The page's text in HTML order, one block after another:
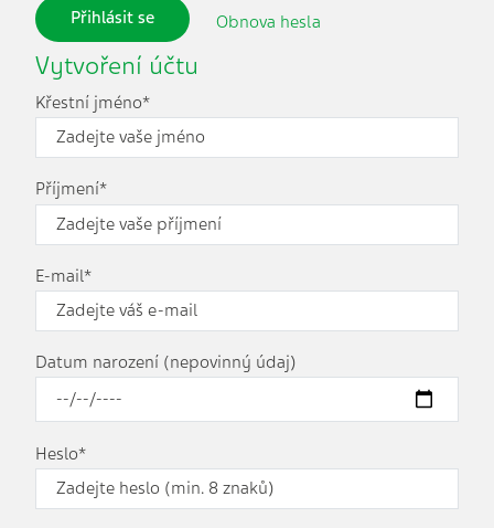
Přihlásit se Obnova hesla
Vytvoření účtu
Křestní jméno*
Příjmení*
E-mail*
Datum narození (nepovinný údaj)
Heslo*